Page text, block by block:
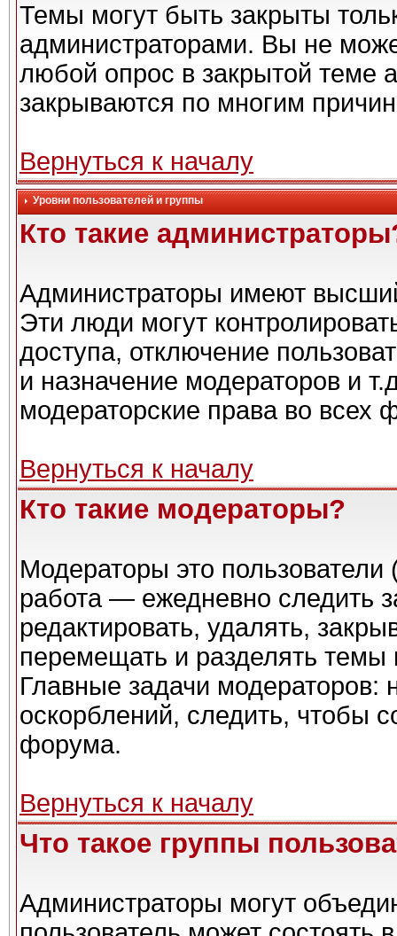
Темы могут быть закрыты
администраторами. Вы не
любой опрос в закрытой теме
закрываются по многим
Вернуться к началу
Уровни пользователей и группы
Кто такие
Администраторы имеют
Эти люди могут
доступа, отключение
и назначение модераторов и
модераторские права во всех
Вернуться к началу
Кто такие модераторы?
Модераторы это пользователи
работа — ежедневно следить
редактировать, удалять,
перемещать и разделять темы
Главные задачи модераторов:
оскорблений, следить, чтобы
форума.
Вернуться к началу
Что такое группы
Администраторы могут